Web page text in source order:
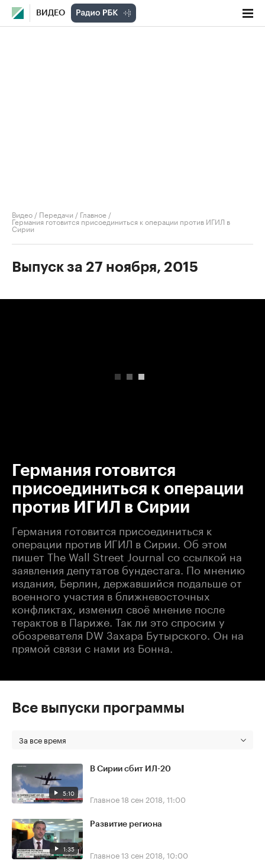
ВИДЕО
Видео / Передачи / Главное /
Германия готовится присоединиться к операции против ИГИЛ в
Сирии
Выпуск за 27 ноября, 2015
Германия готовится
присоединиться к операции
против ИГИЛ в Сирии
Германия готовится присоединиться к
операции против ИГИЛ в Сирии. Об этом
пишет The Wall Street Journal со ссылкой на
заявления депутатов бундестага. По мнению
издания, Берлин, державшийся подальше от
военного участия в ближневосточных
конфликтах, изменил своё мнение после
терактов в Париже. Так ли это спросим у
обозревателя DW Захара Бутырского. Он на
прямой связи с нами из Бонна.
Все выпуски программы
За все время
5:10
В Сирии сбит ИЛ-20
Главное18 сен 2018, 11:00
1:35
Развитие региона
Главное13 сен 2018, 10:00